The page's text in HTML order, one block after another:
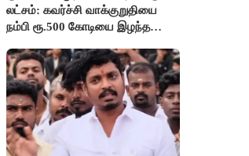
லட்சம்: கவர்ச்சி வாக்குறுதியை
நம்பி ரூ.500 கோடியை இழந்த